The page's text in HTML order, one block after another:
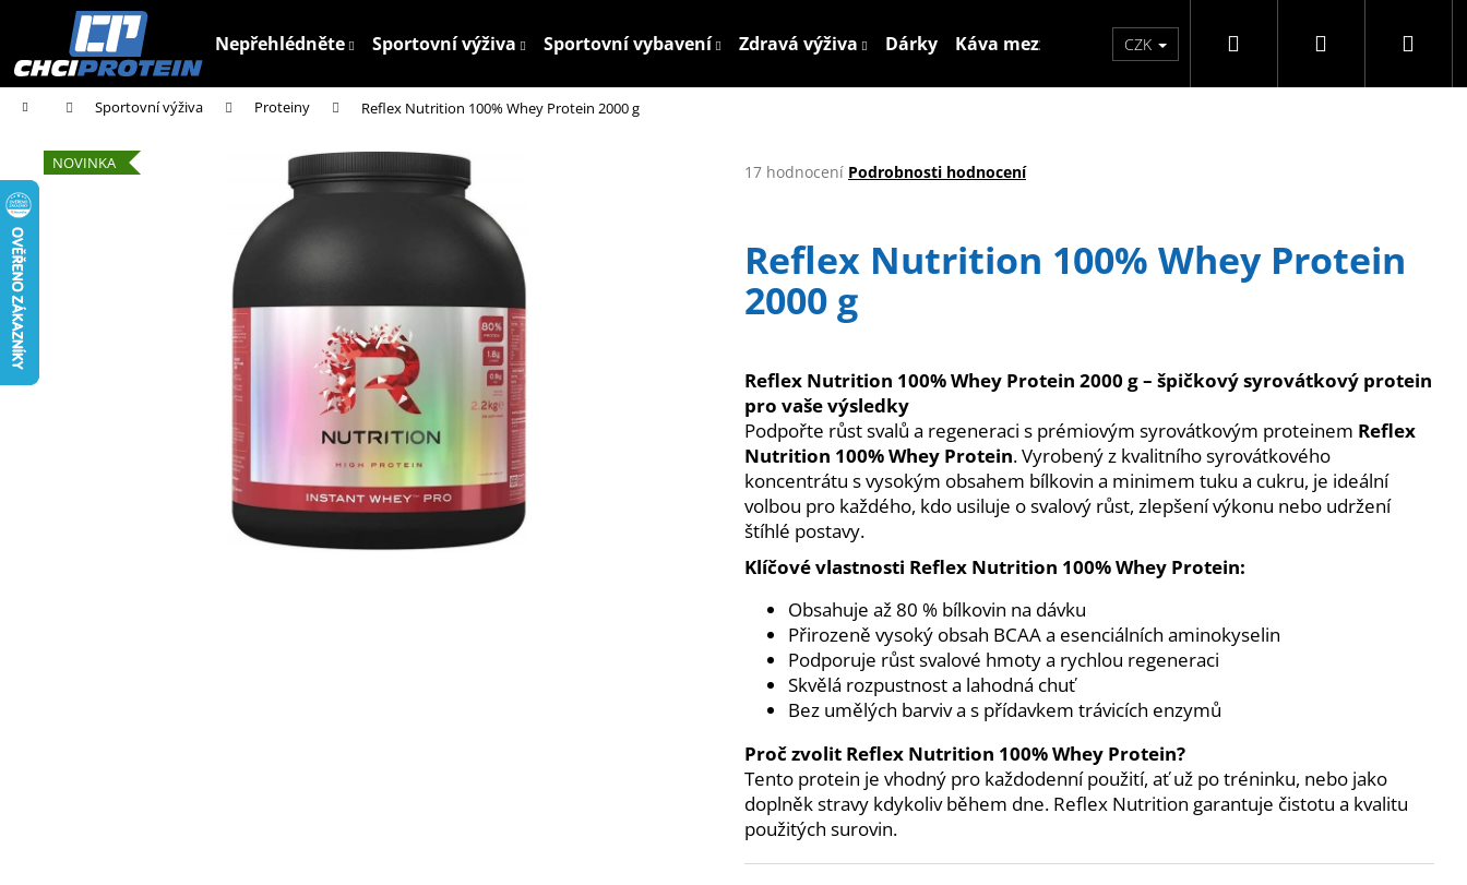
Nepřehlédněte Sportovní výživa Sportovní vybavení Zdravá výživa Dárky Káva mezzo Značky
CZK Přihlášení
Domů Sportovní výživa Proteiny Reflex Nutrition 100% Whey Protein 2000 g
Průměrné
4,5
z
5
hvězdiček.
17 hodnocení Podrobnosti hodnocení
Reflex Nutrition 100% Whey Protein
2000 g
Reflex Nutrition 100% Whey Protein 2000 g – špičkový syrovátkový protein
pro vaše výsledky
Podpořte růst svalů a regeneraci s prémiovým syrovátkovým proteinem Reflex
Nutrition 100% Whey Protein. Vyrobený z kvalitního syrovátkového
koncentrátu s vysokým obsahem bílkovin a minimem tuku a cukru, je ideální
volbou pro každého, kdo usiluje o svalový růst, zlepšení výkonu nebo udržení
štíhlé postavy.
Klíčové vlastnosti Reflex Nutrition 100% Whey Protein:
Obsahuje až 80 % bílkovin na dávku
Přirozeně vysoký obsah BCAA a esenciálních aminokyselin
Podporuje růst svalové hmoty a rychlou regeneraci
Skvělá rozpustnost a lahodná chuť
Bez umělých barviv a s přídavkem trávicích enzymů
Proč zvolit Reflex Nutrition 100% Whey Protein?
Tento protein je vhodný pro každodenní použití, ať už po tréninku, nebo jako
doplněk stravy kdykoliv během dne. Reflex Nutrition garantuje čistotu a kvalitu
použitých surovin.
NOVINKA
í
Zpět
do
obchodu
Zpět
do
obchodu
Co potřebujete najít?
Následující
NUTREND QWIZZ 35% PROTEIN BAR MEZZO CAFFE ZRNKOVÁ KÁVA BRAZIL
SANTOS
215 Kč
NUTREND EXCELENT PROTEIN BAR 85 G
39 Kč